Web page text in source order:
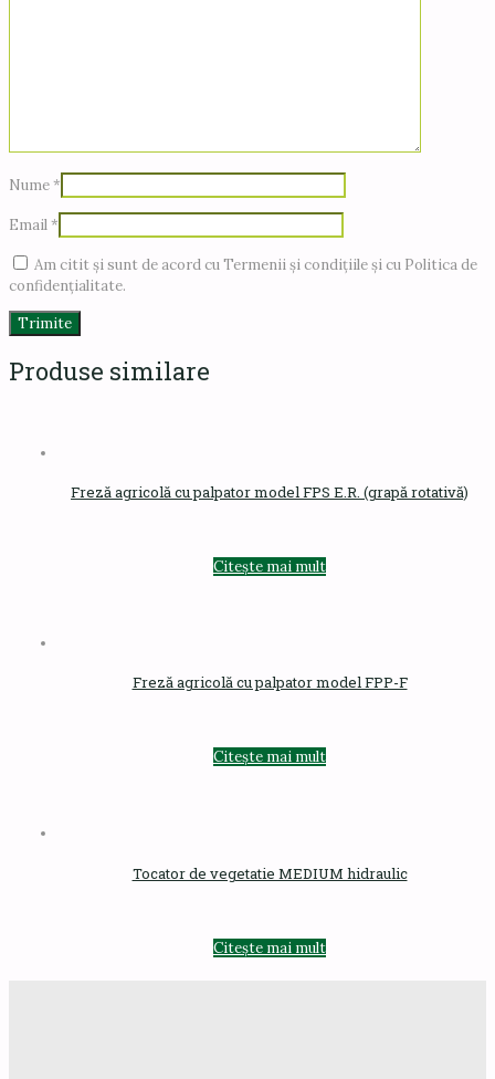
Nume*
Email*
Am citit și sunt de acord cu Termenii și condițiile și cu Politica de
confidențialitate.
Produse similare
Freză agricolă cu palpator model FPS E.R. (grapă rotativă)
Citește mai mult
Freză agricolă cu palpator model FPP-F
Citește mai mult
Tocator de vegetatie MEDIUM hidraulic
Citește mai mult